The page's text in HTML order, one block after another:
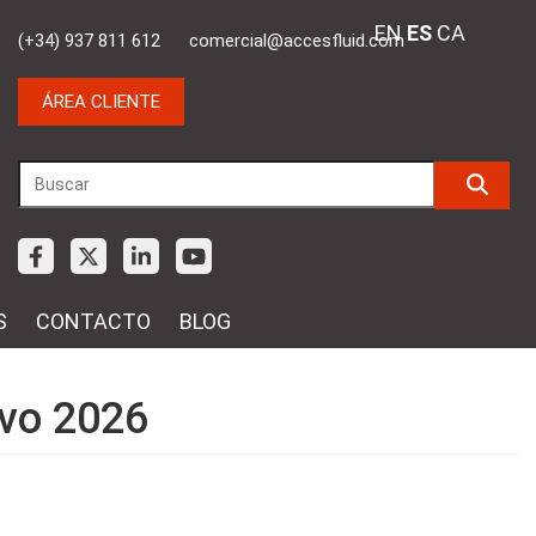
(+34) 937 811 612 comercial@accesfluid.com
ÁREA CLIENTE
CONTACTO BLOG
EN ES CA
2026